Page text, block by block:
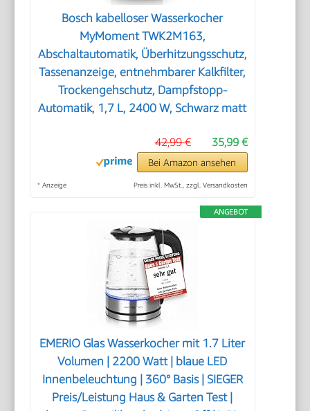
Bosch kabelloser Wasserkocher
MyMoment TWK2M163,
Abschaltautomatik, Überhitzungsschutz,
Tassenanzeige, entnehmbarer Kalkfilter,
Trockengehschutz, Dampfstopp-
Automatik, 1,7 L, 2400 W, Schwarz matt
35,99 €
42,99 €
Bei Amazon ansehen
* Anzeige Preis inkl. MwSt., zzgl. Versandkosten
ANGEBOT
EMERIO Glas Wasserkocher mit 1.7 Liter
Volumen | 2200 Watt | blaue LED
Innenbeleuchtung | 360° Basis | SIEGER
Preis/Leistung Haus & Garten Test |